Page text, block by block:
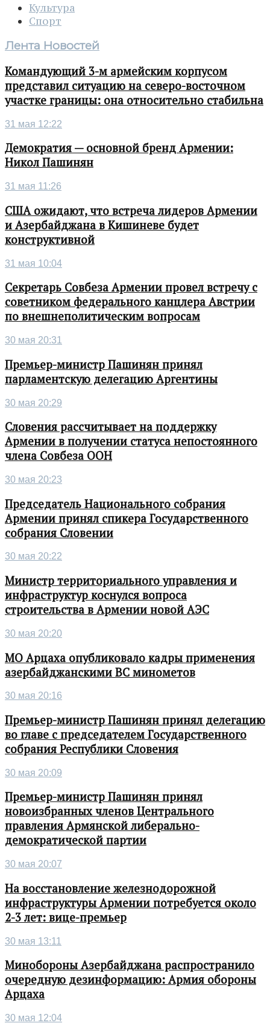
Культура
Спорт
Лента Новостей
Командующий 3-м армейским корпусом
представил ситуацию на северо-восточном
участке границы: она относительно стабильна
31 мая 12:22
Демократия — основной бренд Армении:
Никол Пашинян
31 мая 11:26
США ожидают, что встреча лидеров Армении
и Азербайджана в Кишиневе будет
конструктивной
31 мая 10:04
Секретарь Совбеза Армении провел встречу с
советником федерального канцлера Австрии
по внешнеполитическим вопросам
30 мая 20:31
Премьер-министр Пашинян принял
парламентскую делегацию Аргентины
30 мая 20:29
Словения рассчитывает на поддержку
Армении в получении статуса непостоянного
члена Совбеза ООН
30 мая 20:23
Председатель Национального собрания
Армении принял спикера Государственного
собрания Словении
30 мая 20:22
Министр территориального управления и
инфраструктур коснулся вопроса
строительства в Армении новой АЭС
30 мая 20:20
МО Арцаха опубликовало кадры применения
азербайджанскими ВС минометов
30 мая 20:16
Премьер-министр Пашинян принял делегацию
во главе с председателем Государственного
собрания Республики Словения
30 мая 20:09
Премьер-министр Пашинян принял
новоизбранных членов Центрального
правления Армянской либерально-
демократической партии
30 мая 20:07
На восстановление железнодорожной
инфраструктуры Армении потребуется около
2-3 лет: вице-премьер
30 мая 13:11
Минобороны Азербайджана распространило
очередную дезинформацию: Армия обороны
Арцаха
30 мая 12:04